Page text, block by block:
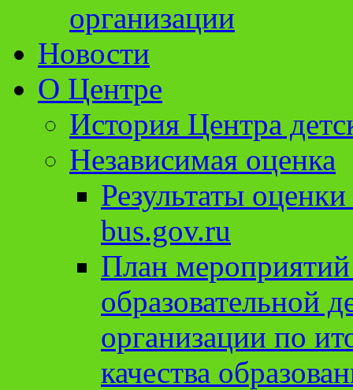
организации
Новости
О Центре
История Центра
Независимая оценка
Результаты
bus.gov.ru
План
образовательной
организации по
качества